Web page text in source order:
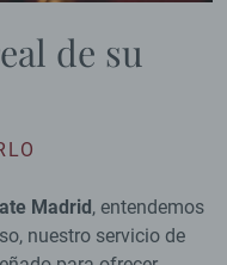
de su
Madrid, entendemos
nuestro servicio de